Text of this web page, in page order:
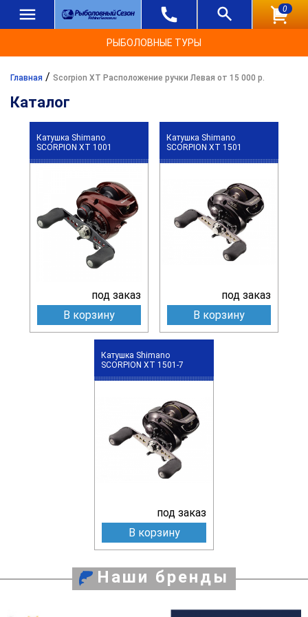
0
РЫБОЛОВНЫЕ ТУРЫ
Главная / Scorpion XT Расположение ручки Левая от 15 000 р.
Каталог
Катушка Shimano
SCORPION XT 1001
под заказ
В корзину
Катушка Shimano
SCORPION XT 1501
под заказ
В корзину
Катушка Shimano
SCORPION XT 1501-7
под заказ
В корзину
Наши бренды